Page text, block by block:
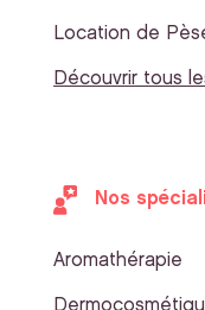
Location de
Découvrir tous
Nos
Aromathérapie